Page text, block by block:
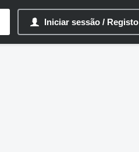
Iniciar sessão / Registo